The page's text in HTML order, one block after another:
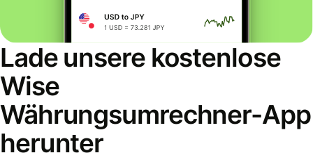
Lade unsere kostenlose
Wise
Währungsumrechner-App
herunter